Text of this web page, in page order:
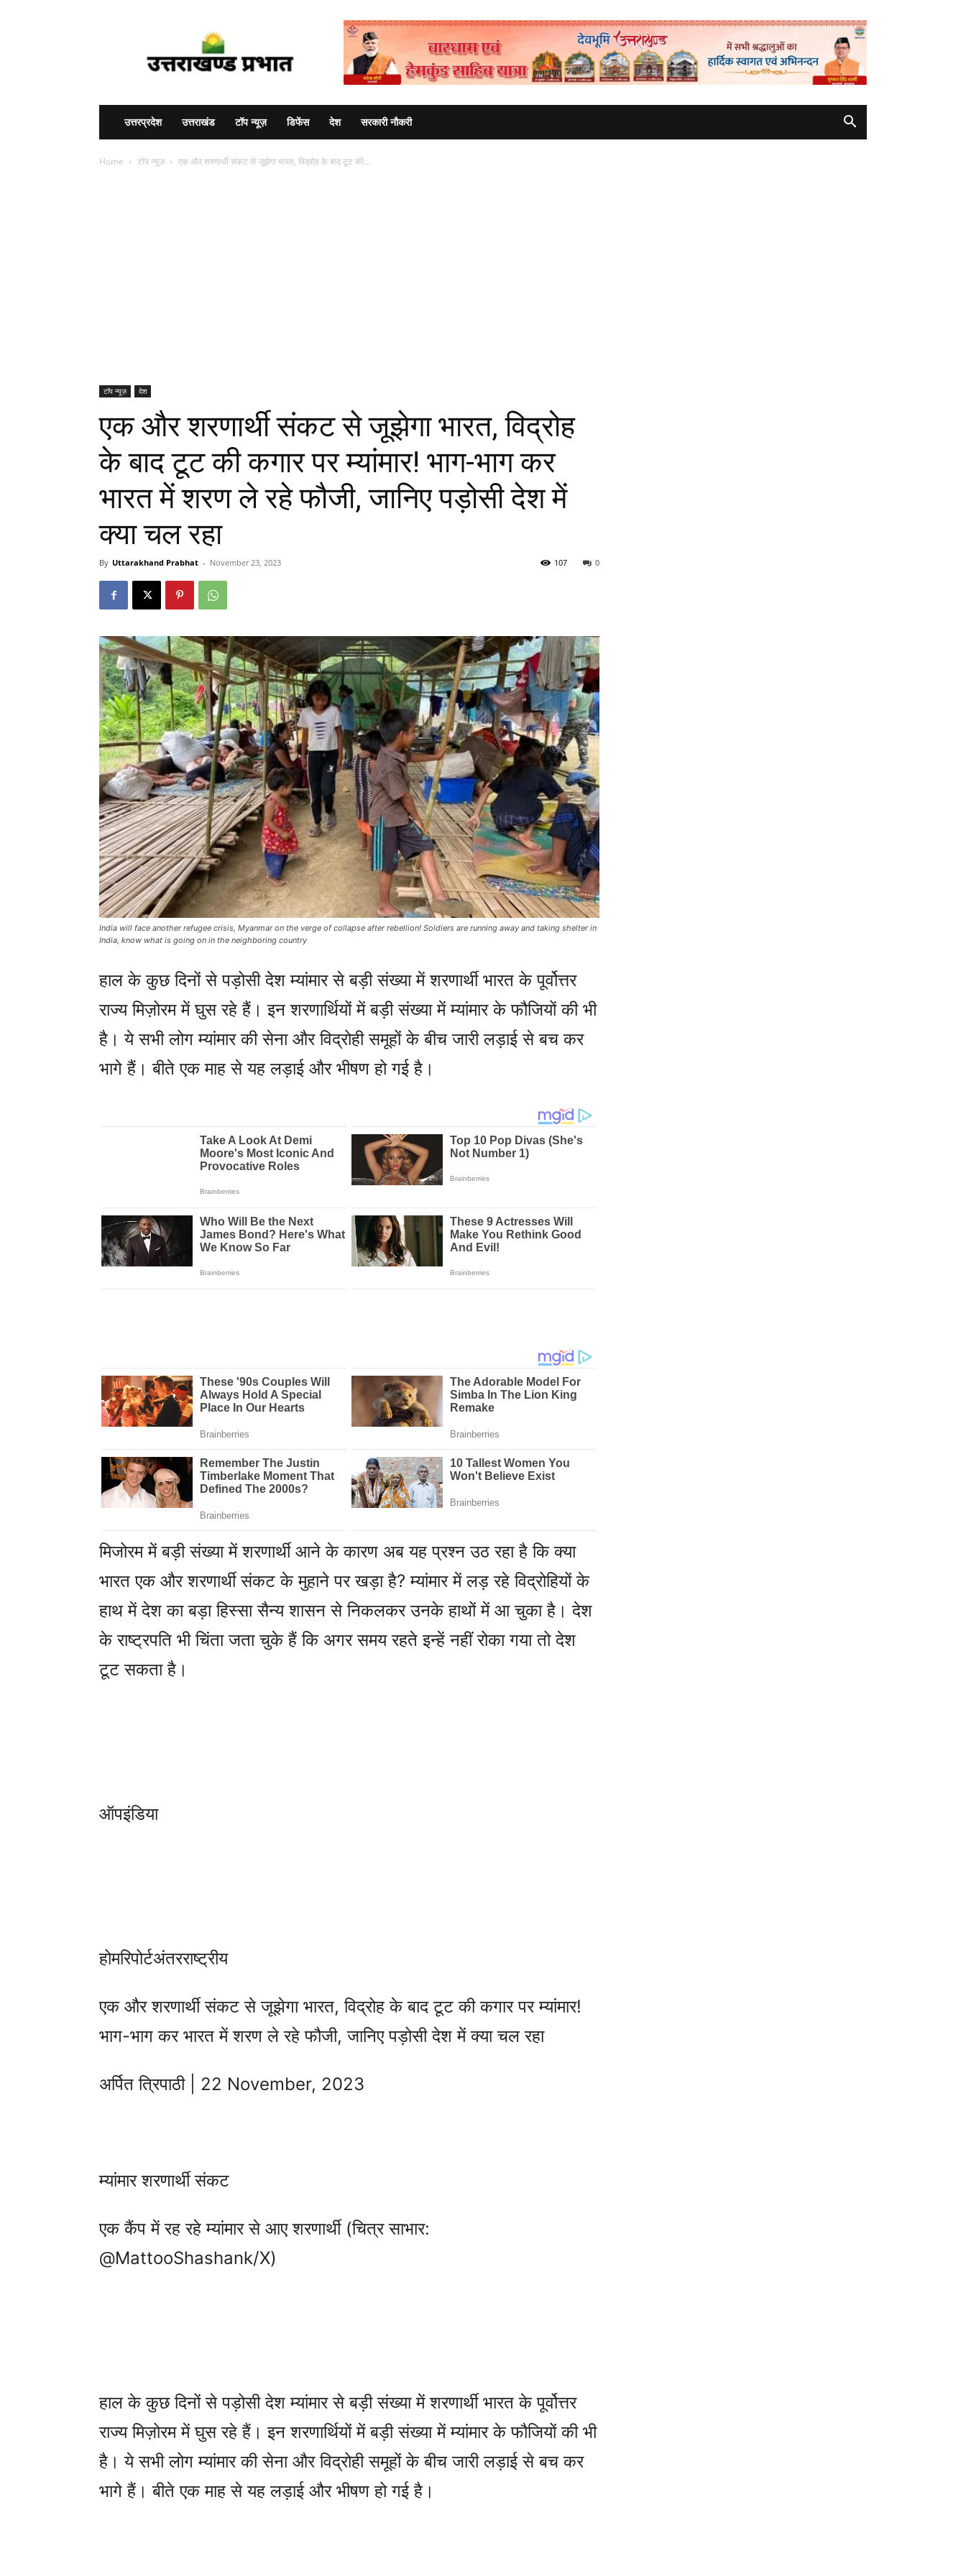
Advertisement
उत्तरप्रदेश उत्तराखंड टॉप न्यूज़ डिफेंस देश सरकारी नौकरी
Home टॉप न्यूज़ एक और शरणार्थी संकट से जूझेगा भारत, विद्रोह के बाद टूट की...
टॉप न्यूज़ देश
एक और शरणार्थी संकट से जूझेगा भारत, विद्रोह
के बाद टूट की कगार पर म्यांमार! भाग-भाग कर
भारत में शरण ले रहे फौजी, जानिए पड़ोसी देश में
क्या चल रहा
By Uttarakhand Prabhat - November 23, 2023 0
107
India will face another refugee crisis, Myanmar on the verge of collapse after rebellion! Soldiers are running away and taking shelter in
India, know what is going on in the neighboring country
हाल के कुछ दिनों से पड़ोसी देश म्यांमार से बड़ी संख्या में शरणार्थी भारत के पूर्वोत्तर
राज्य मिज़ोरम में घुस रहे हैं। इन शरणार्थियों में बड़ी संख्या में म्यांमार के फौजियों की भी
है। ये सभी लोग म्यांमार की सेना और विद्रोही समूहों के बीच जारी लड़ाई से बच कर
भागे हैं। बीते एक माह से यह लड़ाई और भीषण हो गई है।
मिजोरम में बड़ी संख्या में शरणार्थी आने के कारण अब यह प्रश्न उठ रहा है कि क्या
भारत एक और शरणार्थी संकट के मुहाने पर खड़ा है? म्यांमार में लड़ रहे विद्रोहियों के
हाथ में देश का बड़ा हिस्सा सैन्य शासन से निकलकर उनके हाथों में आ चुका है। देश
के राष्ट्रपति भी चिंता जता चुके हैं कि अगर समय रहते इन्हें नहीं रोका गया तो देश
टूट सकता है।
ऑपइंडिया
होमरिपोर्टअंतरराष्ट्रीय
एक और शरणार्थी संकट से जूझेगा भारत, विद्रोह के बाद टूट की कगार पर म्यांमार!
भाग-भाग कर भारत में शरण ले रहे फौजी, जानिए पड़ोसी देश में क्या चल रहा
अर्पित त्रिपाठी | 22 November, 2023
म्यांमार शरणार्थी संकट
एक कैंप में रह रहे म्यांमार से आए शरणार्थी (चित्र साभार:
@MattooShashank/X)
हाल के कुछ दिनों से पड़ोसी देश म्यांमार से बड़ी संख्या में शरणार्थी भारत के पूर्वोत्तर
राज्य मिज़ोरम में घुस रहे हैं। इन शरणार्थियों में बड़ी संख्या में म्यांमार के फौजियों की भी
है। ये सभी लोग म्यांमार की सेना और विद्रोही समूहों के बीच जारी लड़ाई से बच कर
भागे हैं। बीते एक माह से यह लड़ाई और भीषण हो गई है।